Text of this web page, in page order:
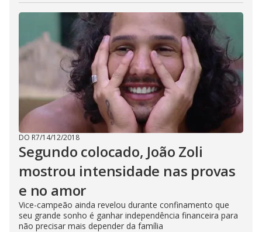
DO R7/14/12/2018
Segundo colocado, João Zoli
mostrou intensidade nas provas
e no amor
Vice-campeão ainda revelou durante confinamento que
seu grande sonho é ganhar independência financeira para
não precisar mais depender da família